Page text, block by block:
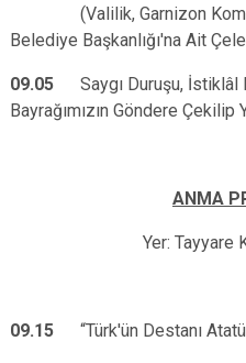
(Valilik, Garnizon
Belediye Başkanlığı'na Ait
09.05 Saygı Duruşu, İstiklâl
Bayrağımızın Göndere Çekilip
ANMA
Yer: Tayyare
09.15 “Türk'ün Destanı